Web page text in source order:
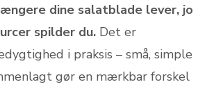
dine salatblade lever, jo
spilder du. Det er
i praksis – små, simple
gør en mærkbar forskel